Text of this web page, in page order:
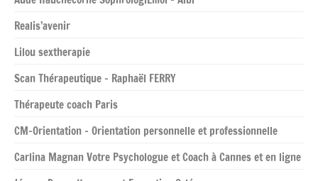
Realis’avenir
Lilou sextherapie
Scan Thérapeutique – Raphaël FERRY
Thérapeute coach Paris
CM-Orientation – Orientation personnelle et professionnelle
Carlina Magnan Votre Psychologue et Coach à Cannes et en ligne